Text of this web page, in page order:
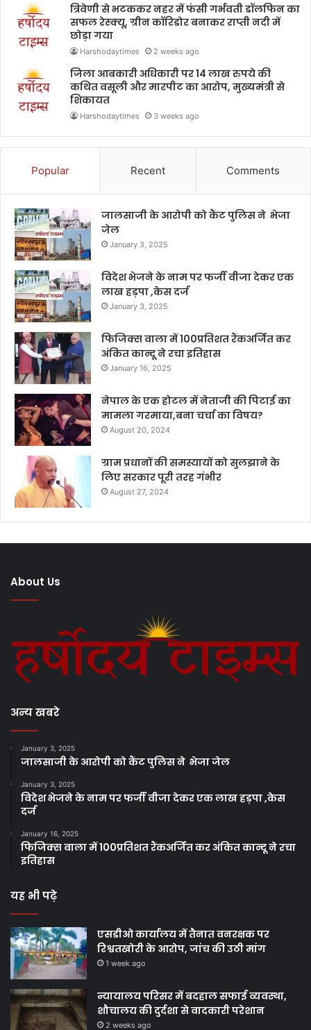
त्रिवेणी से भटककर नहर में फंसी गर्भवती डॉलफिन का
सफल रेस्क्यू, ग्रीन कॉरिडोर बनाकर राप्ती नदी में
छोड़ा गया
Harshodaytimes 2 weeks ago
जिला आबकारी अधिकारी पर 14 लाख रुपये की
कथित वसूली और मारपीट का आरोप, मुख्यमंत्री से
शिकायत
Harshodaytimes 3 weeks ago
Popular Recent Comments
जालसाजी के आरोपी को कैंट पुलिस ने भेजा
जेल
January 3, 2025
विदेश भेजने के नाम पर फर्जी वीजा देकर एक
लाख हड़पा ,केस दर्ज
January 3, 2025
फिजिक्स वाला में 100प्रतिशत रैंकअर्जित कर
अंकित कान्दू ने रचा इतिहास
January 16, 2025
नेपाल के एक होटल में नेताजी की पिटाई का
मामला गरमाया,बना चर्चा का विषय?
August 20, 2024
ग्राम प्रधानों की समस्यायों को सुलझाने के
लिए सरकार पूरी तरह गंभीर
August 27, 2024
About Us
अन्य खबरे
January 3, 2025
जालसाजी के आरोपी को कैंट पुलिस ने भेजा जेल
January 3, 2025
विदेश भेजने के नाम पर फर्जी वीजा देकर एक लाख हड़पा ,केस
दर्ज
January 16, 2025
फिजिक्स वाला में 100प्रतिशत रैंकअर्जित कर अंकित कान्दू ने रचा
इतिहास
यह भी पढ़े
एसडीओ कार्यालय में तैनात वनरक्षक पर
रिश्वतखोरी के आरोप, जांच की उठी मांग
1 week ago
न्यायालय परिसर में बदहाल सफाई व्यवस्था,
शौचालय की दुर्दशा से वादकारी परेशान
2 weeks ago